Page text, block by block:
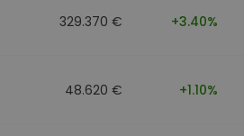
329.370 € +3.40%
48.620 € +1.10%